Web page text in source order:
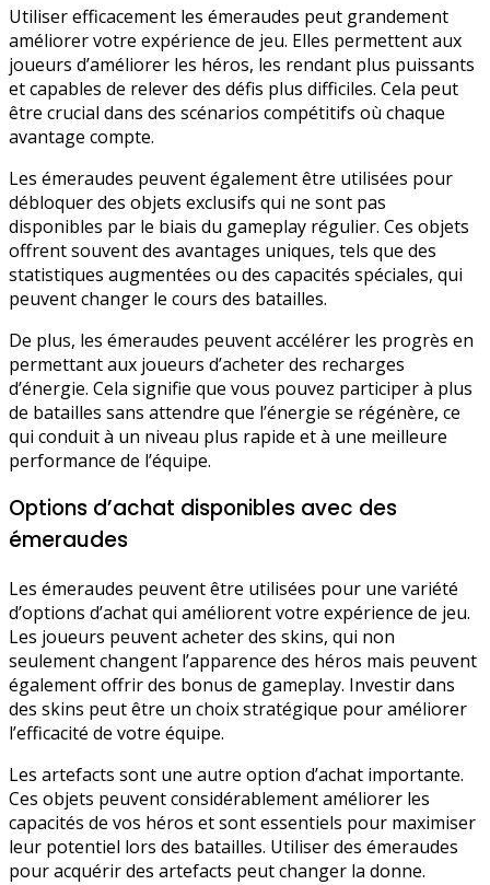
Utiliser efficacement les émeraudes peut grandement
améliorer votre expérience de jeu. Elles permettent aux
joueurs d’améliorer les héros, les rendant plus puissants
et capables de relever des défis plus difficiles. Cela peut
être crucial dans des scénarios compétitifs où chaque
avantage compte.
Les émeraudes peuvent également être utilisées pour
débloquer des objets exclusifs qui ne sont pas
disponibles par le biais du gameplay régulier. Ces objets
offrent souvent des avantages uniques, tels que des
statistiques augmentées ou des capacités spéciales, qui
peuvent changer le cours des batailles.
De plus, les émeraudes peuvent accélérer les progrès en
permettant aux joueurs d’acheter des recharges
d’énergie. Cela signifie que vous pouvez participer à plus
de batailles sans attendre que l’énergie se régénère, ce
qui conduit à un niveau plus rapide et à une meilleure
performance de l’équipe.
Options d’achat disponibles avec des
émeraudes
Les émeraudes peuvent être utilisées pour une variété
d’options d’achat qui améliorent votre expérience de jeu.
Les joueurs peuvent acheter des skins, qui non
seulement changent l’apparence des héros mais peuvent
également offrir des bonus de gameplay. Investir dans
des skins peut être un choix stratégique pour améliorer
l’efficacité de votre équipe.
Les artefacts sont une autre option d’achat importante.
Ces objets peuvent considérablement améliorer les
capacités de vos héros et sont essentiels pour maximiser
leur potentiel lors des batailles. Utiliser des émeraudes
pour acquérir des artefacts peut changer la donne.